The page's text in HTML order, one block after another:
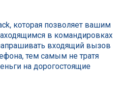
которая позволяет вашим
в командировках
входящий вызов
тем самым не тратя
на дорогостоящие